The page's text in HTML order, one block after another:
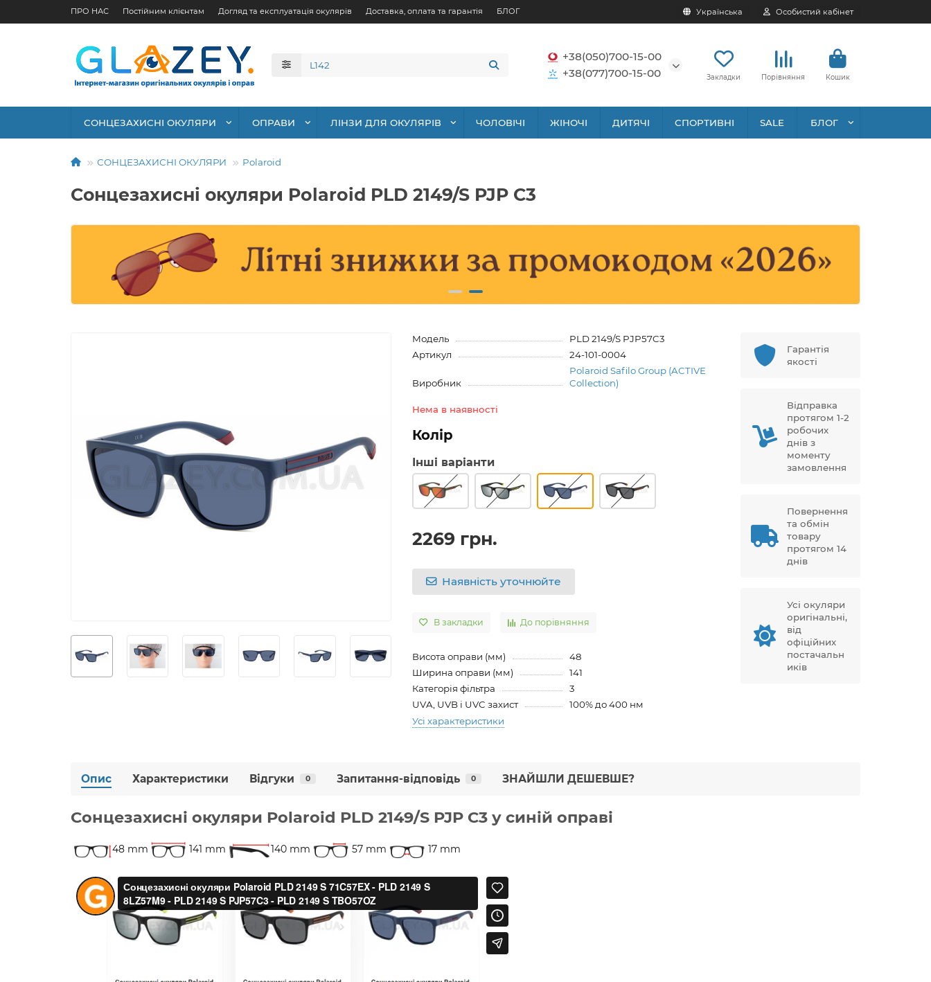
ПРО НАС Постійним клієнтам Догляд та експлуатація окулярів Доставка, оплата та гарантія БЛОГ Українська Особистий кабінет
+38(050)700-15-00
+38(077)700-15-00
Закладки Порівняння Кошик
СОНЦЕЗАХИСНІ ОКУЛЯРИ ОПРАВИ ЛІНЗИ ДЛЯ ОКУЛЯРІВ ЧОЛОВІЧІ ЖІНОЧІ ДИТЯЧІ СПОРТИВНІ SALE БЛОГ
СОНЦЕЗАХИСНІ ОКУЛЯРИ Polaroid
Сонцезахисні окуляри Polaroid PLD 2149/S PJP C3
Модель
PLD 2149/S PJP57C3
Артикул
24-101-0004
Виробник
Polaroid Safilo Group (ACTIVE
Collection)
Нема в наявності
Колір
Інші варіанти
2269 грн.
Наявність уточнюйте
В закладки До порівняння
Висота оправи (мм)
48
Ширина оправи (мм)
141
Категорія фільтра
3
UVA, UVB і UVC захист
100% до 400 нм
Усі характеристики
Гарантія
якості
Відправка
протягом 1-2
робочих
днів з
моменту
замовлення
Повернення
та обмін
товару
протягом 14
днів
Усі окуляри
оригінальні,
від
офіційних
постачальн
иків
Опис Характеристики Відгуки 0 Запитання-відповідь 0 ЗНАЙШЛИ ДЕШЕВШЕ?
Сонцезахисні окуляри Polaroid PLD 2149/S PJP C3 у синій оправі
48 mm 141 mm 140 mm 57 mm 17 mm